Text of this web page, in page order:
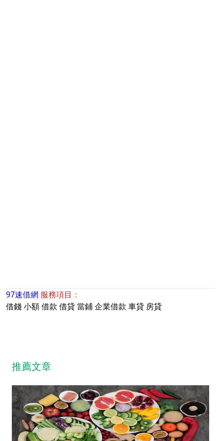
97速借網 服務項目：
借錢小額借款 借貸當鋪企業借款 車貸 房貸
推薦文章